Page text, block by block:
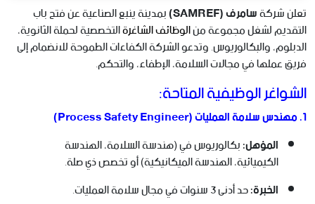
تعلن شركةسامرف (SAMREF) بمدينة ينبع الصناعية عن فتح باب
التقديم لشغل مجموعة منالوظائف الشاغرةالتخصصية لحملة الثانوية،
الدبلوم، والبكالوريوس. وتدعو الشركة الكفاءات الطموحة للانضمام إلى
فريق عملها في مجالات السلامة، الإطفاء، والتحكم.
الشواغر الوظيفية المتاحة:
1. مهندس سلامة العمليات (Process Safety Engineer)
المؤهل:بكالوريوس في (هندسة السلامة، الهندسة
الكيميائية، الهندسة الميكانيكية) أو تخصص ذي صلة.
الخبرة:حد أدنى 3 سنوات في مجال سلامة العمليات.